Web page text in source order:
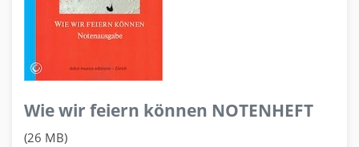
Wie wir feiern können NOTENHEFT
(26 MB)